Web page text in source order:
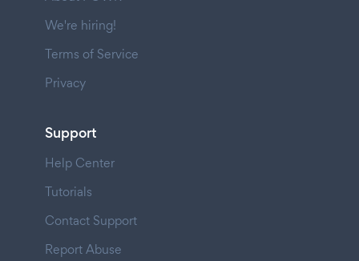
We're hiring!
Terms of Service
Privacy
Support
Help Center
Tutorials
Contact Support
Report Abuse